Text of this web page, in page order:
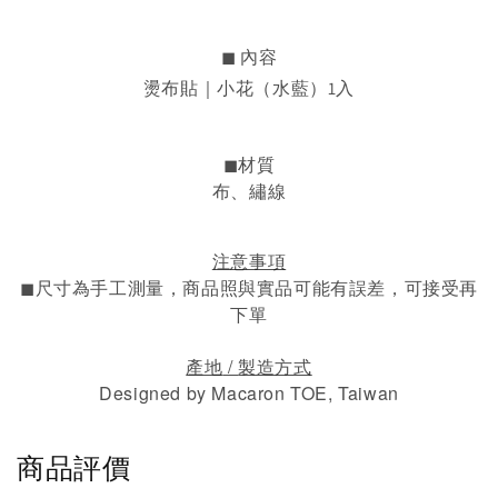
◼︎ 內容
燙布貼｜小花（水藍）1入
◼︎材質
布、繡線
注意事項
◼︎尺寸為手工測量，商品照與實品可能有誤差，可接受再
下單
產地 /製造方式
Designed by Macaron TOE, Taiwan
商品評價